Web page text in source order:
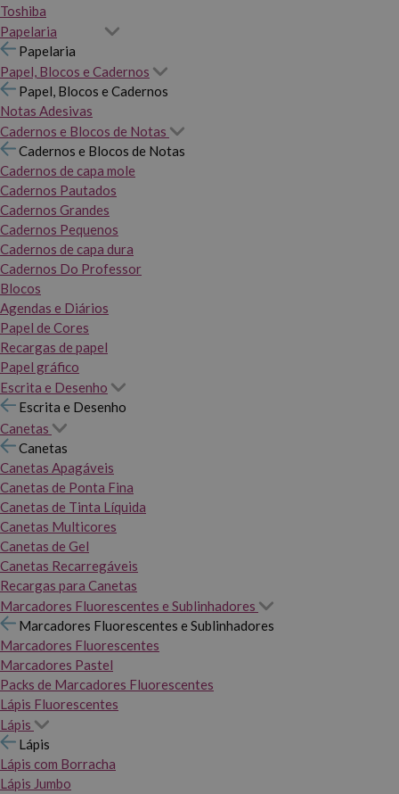
Toshiba
Papelaria
Papelaria
Papel, Blocos e Cadernos
Papel, Blocos e Cadernos
Notas Adesivas
Cadernos e Blocos de Notas
Cadernos e Blocos de Notas
Cadernos de capa mole
Cadernos Pautados
Cadernos Grandes
Cadernos Pequenos
Cadernos de capa dura
Cadernos Do Professor
Blocos
Agendas e Diários
Papel de Cores
Recargas de papel
Papel gráfico
Escrita e Desenho
Escrita e Desenho
Canetas
Canetas
Canetas Apagáveis
Canetas de Ponta Fina
Canetas de Tinta Líquida
Canetas Multicores
Canetas de Gel
Canetas Recarregáveis
Recargas para Canetas
Marcadores Fluorescentes e Sublinhadores
Marcadores Fluorescentes e Sublinhadores
Marcadores Fluorescentes
Marcadores Pastel
Packs de Marcadores Fluorescentes
Lápis Fluorescentes
Lápis
Lápis
Lápis com Borracha
Lápis Jumbo